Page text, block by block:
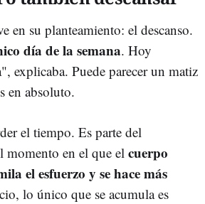
en su planteamiento: el descanso.
día de la semana. Hoy
explicaba. Puede parecer un matiz
en absoluto.
el tiempo. Es parte del
momento en el que el cuerpo
el esfuerzo y se hace más
lo único que se acumula es